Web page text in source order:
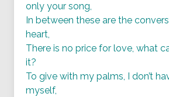
only your song,
In between these are the
heart,
There is no price for love, what
it?
To give with my palms, I don’t
myself,